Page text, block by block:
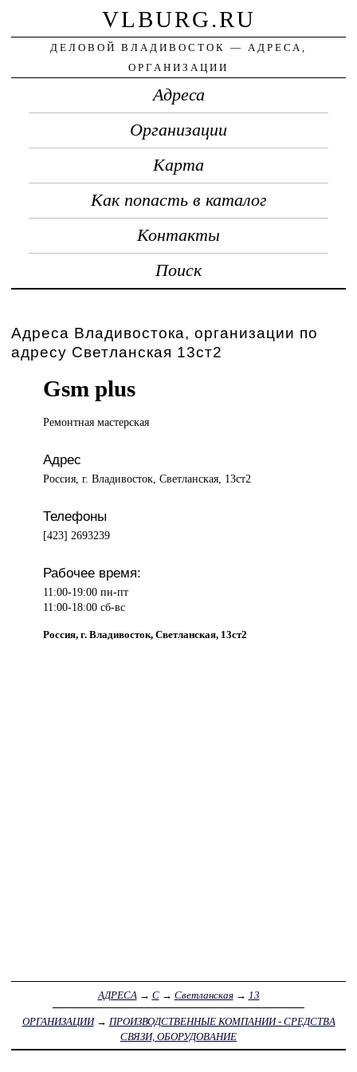
VLBURG.RU
ДЕЛОВОЙ ВЛАДИВОСТОК — АДРЕСА,
ОРГАНИЗАЦИИ
Адреса
Организации
Карта
Как попасть в каталог
Контакты
Поиск
Адреса Владивостока, организации по
адресу Светланская 13ст2
Gsm plus
Ремонтная мастерская
Адрес
Россия, г. Владивосток, Светланская, 13ст2
Телефоны
[423] 2693239
Рабочее время:
11:00-19:00 пн-пт
11:00-18:00 сб-вс
Россия, г. Владивосток, Светланская, 13ст2
АДРЕСА → С→ Светланская→ 13
ОРГАНИЗАЦИИ→ ПРОИЗВОДСТВЕННЫЕ КОМПАНИИ - СРЕДСТВА
СВЯЗИ, ОБОРУДОВАНИЕ